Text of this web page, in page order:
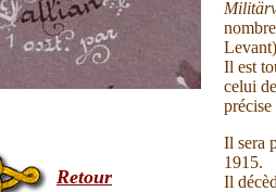
Il est
celui
Il sera
1915.
Il
Retour